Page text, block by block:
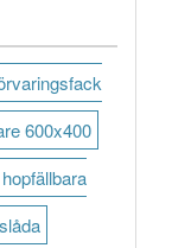
600x400
hopfällbara